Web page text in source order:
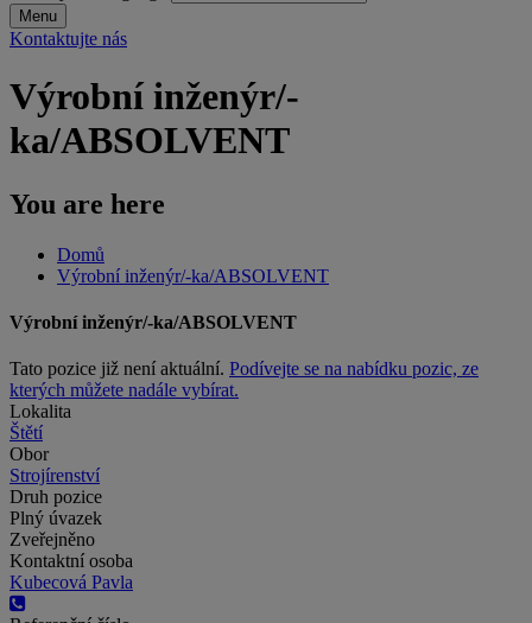
Menu
Kontaktujte nás
Výrobní inženýr/-
ka/ABSOLVENT
You are here
Domů
Výrobní inženýr/-ka/ABSOLVENT
Výrobní inženýr/-ka/ABSOLVENT
Tato pozice již není aktuální. Podívejte se na nabídku pozic, ze
kterých můžete nadále vybírat.
Lokalita
Štětí
Obor
Strojírenství
Druh pozice
Plný úvazek
Zveřejněno
Kontaktní osoba
Kubecová Pavla